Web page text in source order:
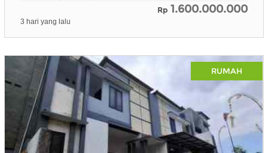
Rp 1.600.000.000
3 hari yang lalu
RUMAH